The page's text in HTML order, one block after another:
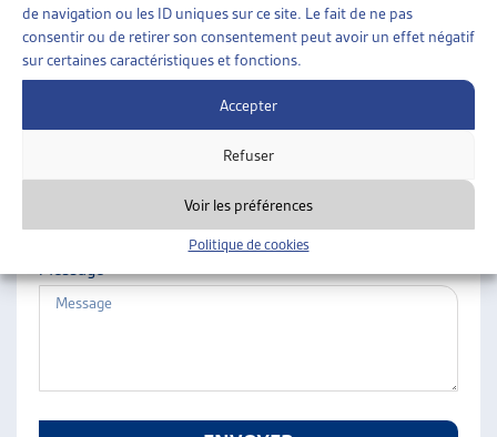
de navigation ou les ID uniques sur ce site. Le fait de ne pas
consentir ou de retirer son consentement peut avoir un effet négatif
sur certaines caractéristiques et fonctions.
Accepter
Refuser
Voir les préférences
Politique de cookies
PROJETS ET ACTIVITÉS
JOURNÉES D’AUTOMNE